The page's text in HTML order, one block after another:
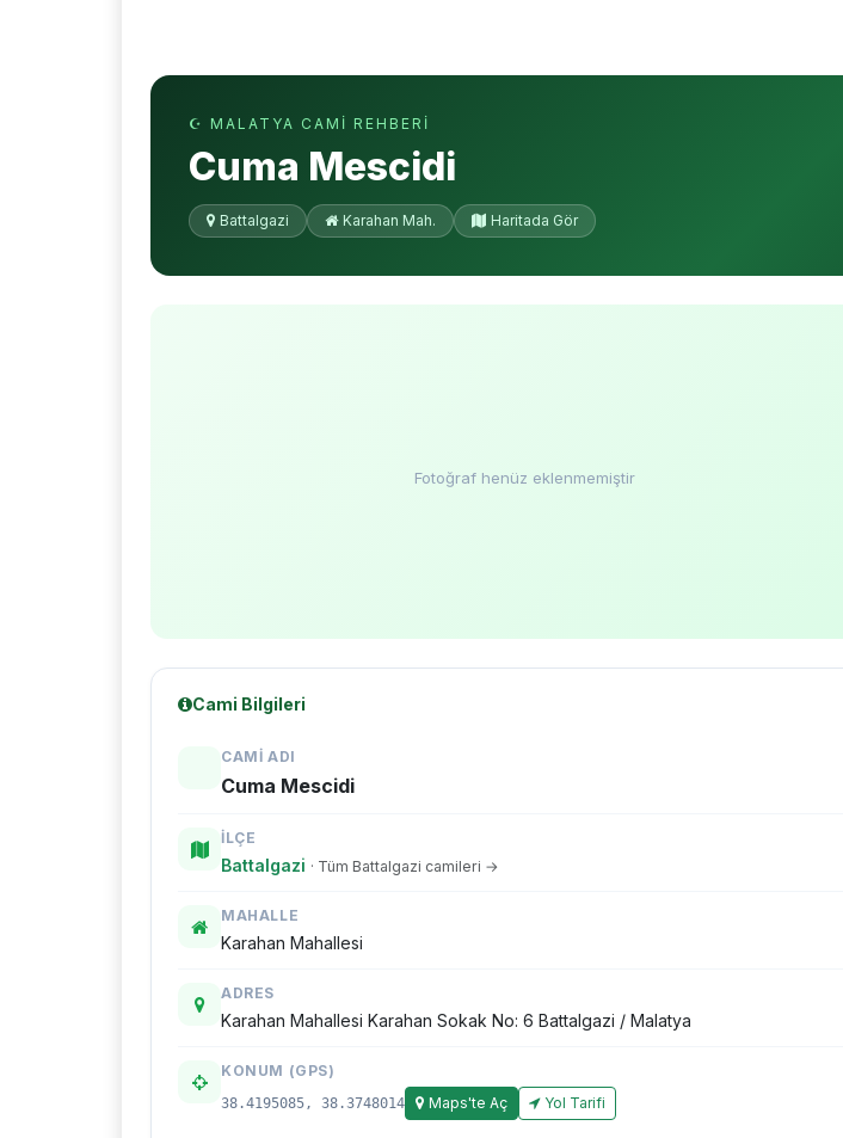
☪ MALATYA CAMI REHBERI
Cuma Mescidi
Battalgazi Karahan Mah. Haritada Gör
Fotoğraf henüz eklenmemiştir
Cami Bilgileri
CAMI ADI
Cuma Mescidi
İLÇE
Battalgazi · Tüm Battalgazi camileri →
MAHALLE
Karahan Mahallesi
ADRES
Karahan Mahallesi Karahan Sokak No: 6 Battalgazi / Malatya
KONUM (GPS)
38.4195085, 38.3748014 Maps'te Aç Yol Tarifi